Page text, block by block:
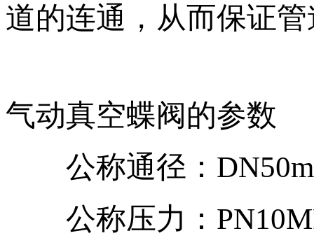
道的连通，从而保证管
气动真空蝶阀的参数
公称通径：
公称压力：